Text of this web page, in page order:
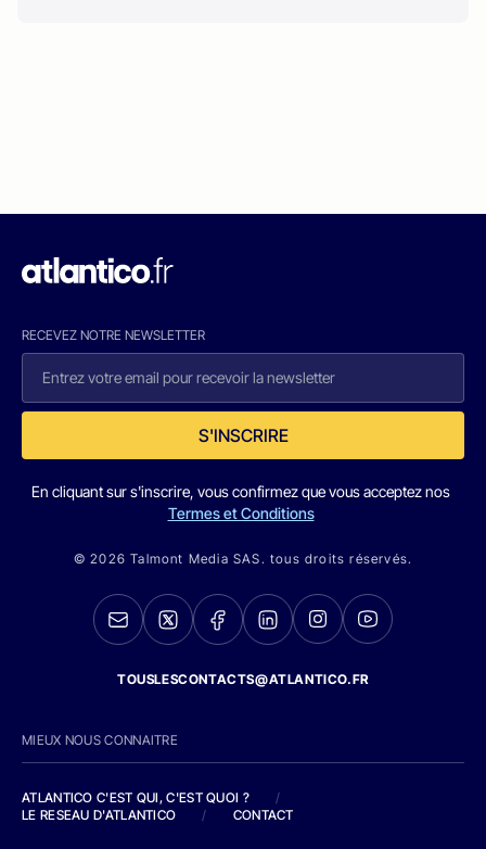
RECEVEZ NOTRE NEWSLETTER
S'INSCRIRE
En cliquant sur s'inscrire, vous confirmez que vous acceptez nos
Termes et Conditions
© 2026 Talmont Media SAS. tous droits réservés.
TOUSLESCONTACTS@ATLANTICO.FR
MIEUX NOUS CONNAITRE
ATLANTICO C'EST QUI, C'EST QUOI ?
/
LE RESEAU D'ATLANTICO
/ CONTACT